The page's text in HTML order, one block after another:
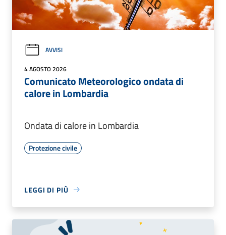
AVVISI
4 AGOSTO 2026
Comunicato Meteorologico ondata di
calore in Lombardia
Ondata di calore in Lombardia
Protezione civile
LEGGI DI PIÙ